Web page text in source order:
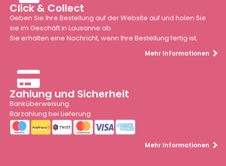
Click & Collect
Geben Sie Ihre Bestellung auf der Website auf und holen Sie
sie im Geschäft in Lausanne ab.
Sie erhalten eine Nachricht, wenn Ihre Bestellung fertig ist.
Mehr Informationen
Zahlung und Sicherheit
Banküberweisung
Barzahlung bei Lieferung
Mehr Informationen